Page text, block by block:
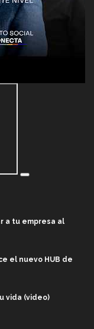
a tu empresa al
el nuevo HUB de
vida (video)